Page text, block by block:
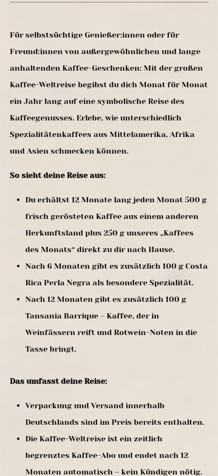
Für selbstsüchtige Genießer:innen oder für
Freund:innen von außergewöhnlichen und lange
anhaltenden Kaffee-Geschenken: Mit der großen
Kaffee-Weltreise begibst du dich Monat für Monat
ein Jahr lang auf eine symbolische Reise des
Kaffeegenusses. Erlebe, wie unterschiedlich
Spezialitätenkaffees aus Mittelamerika, Afrika
und Asien schmecken können.
So sieht deine Reise aus:
Du erhältst 12 Monate lang jeden Monat 500 g
frisch gerösteten Kaffee aus einem anderen
Herkunftsland plus 250 g unseres „Kaffees
des Monats“ direkt zu dir nach Hause.
Nach 6 Monaten gibt es zusätzlich 100 g Costa
Rica Perla Negra als besondere Spezialität.
Nach 12 Monaten gibt es zusätzlich 100 g
Tansania Barrique – Kaffee, der in
Weinfässern reift und Rotwein-Noten in die
Tasse bringt.
Das umfasst deine Reise:
Verpackung und Versand innerhalb
Deutschlands sind im Preis bereits enthalten.
Die Kaffee-Weltreise ist ein zeitlich
begrenztes Kaffee-Abo und endet nach 12
Monaten automatisch – kein Kündigen nötig.